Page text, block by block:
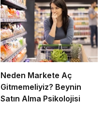
Neden Markete Aç
Gitmemeliyiz? Beynin
Satın Alma Psikolojisi